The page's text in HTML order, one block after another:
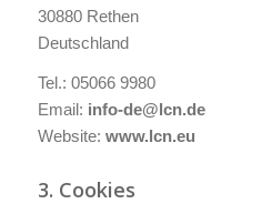
30880 Rethen
Deutschland
Tel.: 05066 9980
Email: info-de@lcn.de
Website: www.lcn.eu
3. Cookies